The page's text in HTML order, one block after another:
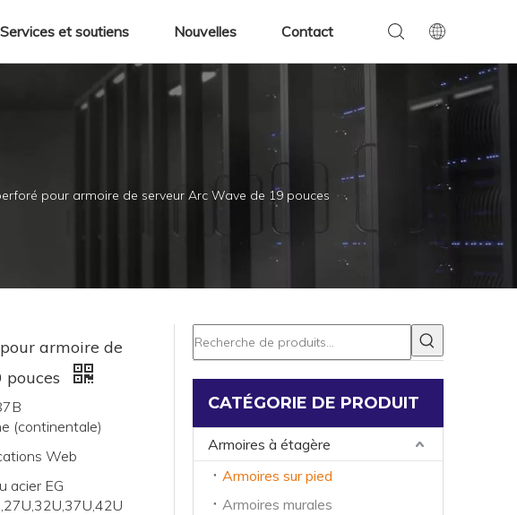
Services et soutiens Nouvelles Contact
pour armoire de serveur Arc Wave de 19 pouces
armoire de
(continentale)
Web
acier EG
CATÉGORIE DE PRODUIT
Armoires à étagère
Armoires sur pied
Armoires murales